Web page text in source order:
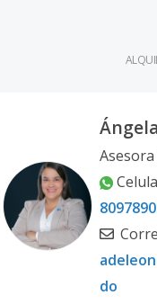
do